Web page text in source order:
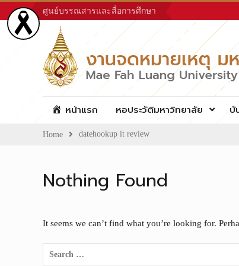
to
content
ศูนย์บรรณสารและสื่อการศึกษา
หน้าแรก หอประวัติมหาวิทยาลัย บั
Home datehookup it review
Nothing Found
It seems we can’t find what you’re looking for.
Search
for: